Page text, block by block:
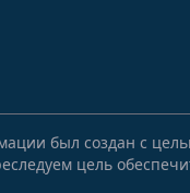
был создан с
цель